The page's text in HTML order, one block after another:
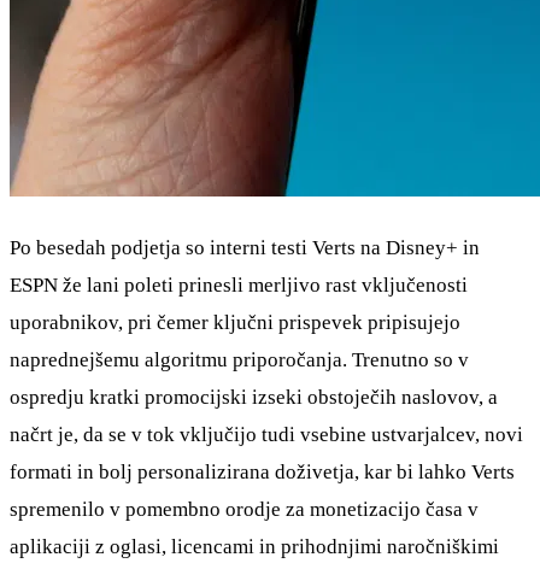
Po besedah podjetja so interni testi Verts na Disney+ in
ESPN že lani poleti prinesli merljivo rast vključenosti
uporabnikov, pri čemer ključni prispevek pripisujejo
naprednejšemu algoritmu priporočanja. Trenutno so v
ospredju kratki promocijski izseki obstoječih naslovov, a
načrt je, da se v tok vključijo tudi vsebine ustvarjalcev, novi
formati in bolj personalizirana doživetja, kar bi lahko Verts
spremenilo v pomembno orodje za monetizacijo časa v
aplikaciji z oglasi, licencami in prihodnjimi naročniškimi